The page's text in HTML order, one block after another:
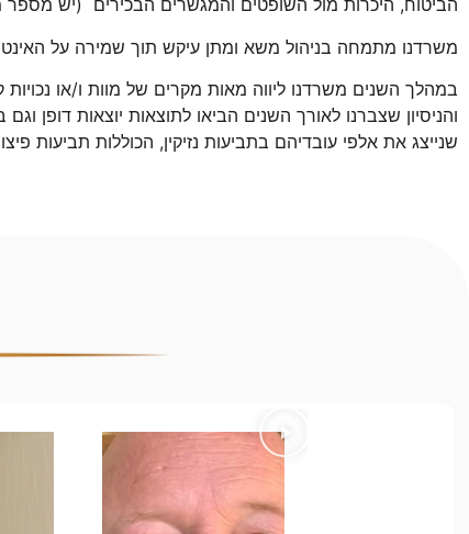
הביטוח, היכרות מול השופטים והמגשרים הבכירים (יש מספר
משרדנו מתמחה בניהול משא ומתן עיקש תוך שמירה על
במהלך השנים משרדנו ליווה מאות מקרים של מוות ו/או נכויות
והניסיון שצברנו לאורך השנים הביאו לתוצאות יוצאות דופן
שנייצג את אלפי עובדיהם בתביעות נזיקין, הכוללות תביעות